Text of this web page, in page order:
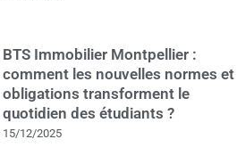
BTS Immobilier Montpellier :
comment les nouvelles normes et
obligations transforment le
quotidien des étudiants ?
15/12/2025